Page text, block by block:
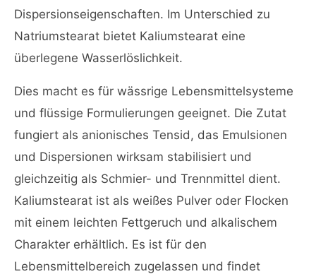
Dispersionseigenschaften. Im Unterschied zu
Natriumstearat bietet Kaliumstearat eine
überlegene Wasserlöslichkeit.
Dies macht es für wässrige Lebensmittelsysteme
und flüssige Formulierungen geeignet. Die Zutat
fungiert als anionisches Tensid, das Emulsionen
und Dispersionen wirksam stabilisiert und
gleichzeitig als Schmier- und Trennmittel dient.
Kaliumstearat ist als weißes Pulver oder Flocken
mit einem leichten Fettgeruch und alkalischem
Charakter erhältlich. Es ist für den
Lebensmittelbereich zugelassen und findet